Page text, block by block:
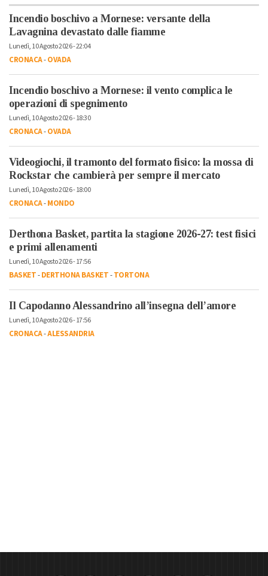
Incendio boschivo a Mornese: versante della
Lavagnina devastato dalle fiamme
Lunedì, 10 Agosto 2026 - 22:04
CRONACA-OVADA
Incendio boschivo a Mornese: il vento complica le
operazioni di spegnimento
Lunedì, 10 Agosto 2026 - 18:30
CRONACA-OVADA
Videogiochi, il tramonto del formato fisico: la mossa di
Rockstar che cambierà per sempre il mercato
Lunedì, 10 Agosto 2026 - 18:00
CRONACA-MONDO
Derthona Basket, partita la stagione 2026-27: test fisici
e primi allenamenti
Lunedì, 10 Agosto 2026 - 17:56
BASKET-DERTHONA BASKET-TORTONA
Il Capodanno Alessandrino all’insegna dell’amore
Lunedì, 10 Agosto 2026 - 17:56
CRONACA-ALESSANDRIA